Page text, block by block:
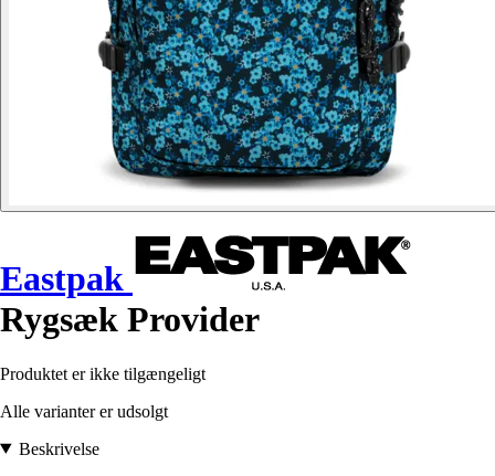
Eastpak
Rygsæk Provider
Produktet er ikke tilgængeligt
Alle varianter er udsolgt
Beskrivelse